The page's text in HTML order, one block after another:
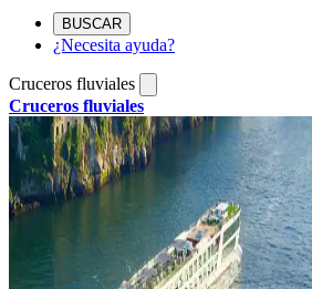
BUSCAR
¿Necesita ayuda?
Cruceros fluviales
Cruceros fluviales